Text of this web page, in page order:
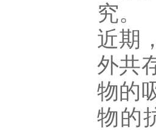
究。
近期
外共
物的
物的